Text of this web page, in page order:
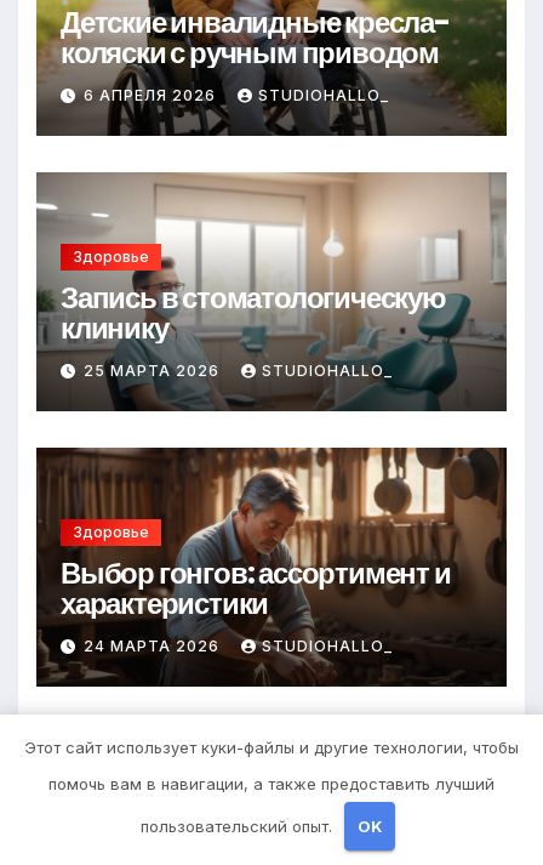
Детские инвалидные кресла-
коляски с ручным приводом
6 АПРЕЛЯ 2026 STUDIOHALLO_
Здоровье
Запись в стоматологическую
клинику
25 МАРТА 2026 STUDIOHALLO_
Здоровье
Выбор гонгов: ассортимент и
характеристики
24 МАРТА 2026 STUDIOHALLO_
Оформление аккредитивов в
Этот сайт использует куки-файлы и другие технологии, чтобы
помочь вам в навигации, а также предоставить лучший
пользовательский опыт. OK